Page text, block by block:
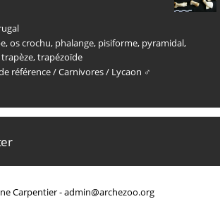
,os crochu, phalange, pisiforme, pyramidal,
trapèze,trapézoïde
référence/Carnivores/ Lycaon ♂
Carpentier -admin@archezoo.org